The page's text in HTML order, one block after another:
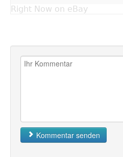
Right Now on eBay
Kommentar senden